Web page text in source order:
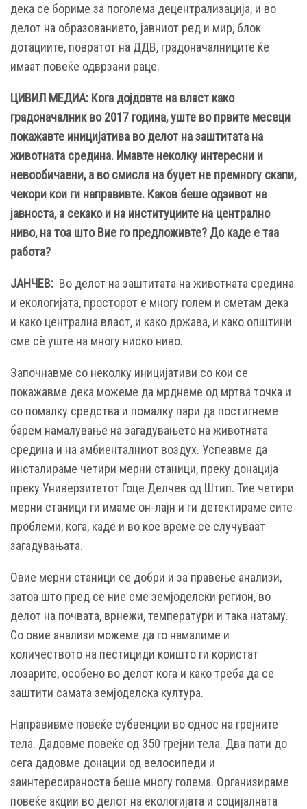
дека се бориме за поголема децентрализација, и во
делот на образованието, јавниот ред и мир, блок
дотациите, повратот на ДДВ, градоначалниците ќе
имаат повеќе одврзани раце.
ЦИВИЛ МЕДИА: Кога дојдовте на власт како
градоначалник во 2017 година, уште во првите месеци
покажавте иницијатива во делот на заштитата на
животната средина. Имавте неколку интересни и
невообичаени, а во смисла на буџет не премногу скапи,
чекори кои ги направивте. Каков беше одзивот на
јавноста, а секако и на институциите на централно
ниво, на тоа што Вие го предложивте? До каде е таа
работа?
ЈАНЧЕВ: Во делот на заштитата на животната средина
и екологијата, просторот е многу голем и сметам дека
и како централна власт, и како држава, и како општини
сме сѐ уште на многу ниско ниво.
Започнавме со неколку иницијативи со кои се
покажавме дека можеме да мрднеме од мртва точка и
со помалку средства и помалку пари да постигнеме
барем намалување на загадувањето на животната
средина и на амбиенталниот воздух. Успеавме да
инсталираме четири мерни станици, преку донација
преку Универзитетот Гоце Делчев од Штип. Тие четири
мерни станици ги имаме он-лајн и ги детектираме сите
проблеми, кога, каде и во кое време се случуваат
загадувањата.
Овие мерни станици се добри и за правење анализи,
затоа што пред се ние сме земјоделски регион, во
делот на почвата, врнежи, температури и така натаму.
Со овие анализи можеме да го намалиме и
количеството на пестициди коишто ги користат
лозарите, особено во делот кога и како треба да се
заштити самата земјоделска култура.
Направивме повеќе субвенции во однос на грејните
тела. Дадовме повеќе од 350 грејни тела. Два пати до
сега дадовме донации од велосипеди и
заинтересираноста беше многу голема. Организираме
повеќе акции во делот на екологијата и социјалната